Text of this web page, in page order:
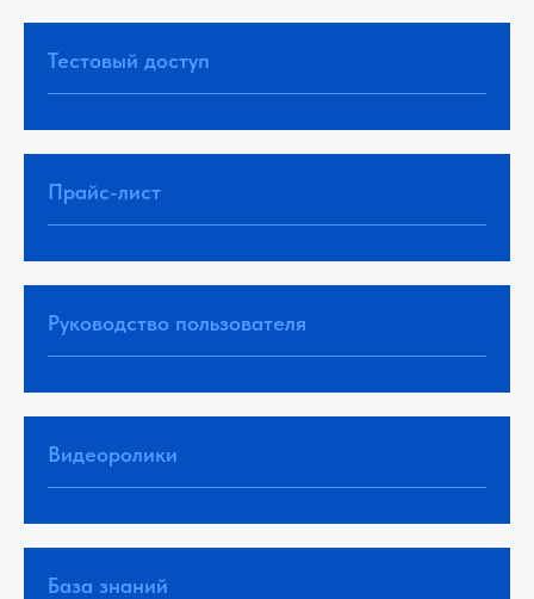
Тестовый доступ
Прайс-лист
Руководство пользователя
Видеоролики
База знаний